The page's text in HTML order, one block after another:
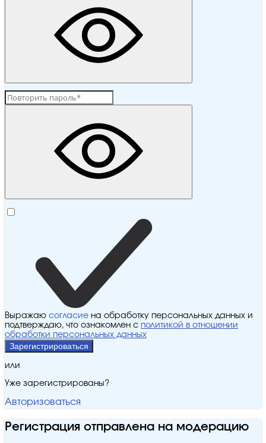
Выражаю согласие на обработку персональных данных и
подтверждаю, что ознакомлен с политикой в отношении
обработки персональных данных
Зарегистрироваться
или
Уже зарегистрированы?
Авторизоваться
Регистрация отправлена на модерацию